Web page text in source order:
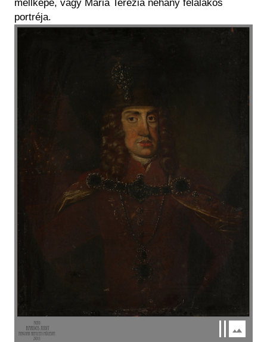
mellképe, vagy Mária Terézia néhány félalakos
portréja.
Kép